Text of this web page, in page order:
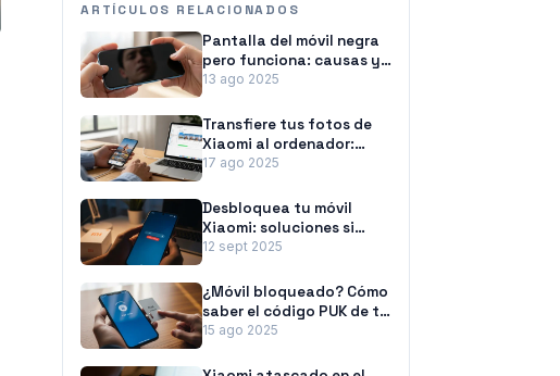
ARTÍCULOS RELACIONADOS
Pantalla del móvil negra
pero funciona: causas y
soluciones
13 ago 2025
Transfiere tus fotos de
Xiaomi al ordenador:
métodos fáciles y
17 ago 2025
Desbloquea tu móvil
Xiaomi: soluciones si
olvidaste la contraseña
12 sept 2025
¿Móvil bloqueado? Cómo
saber el código PUK de tu
tarjeta SIM
15 ago 2025